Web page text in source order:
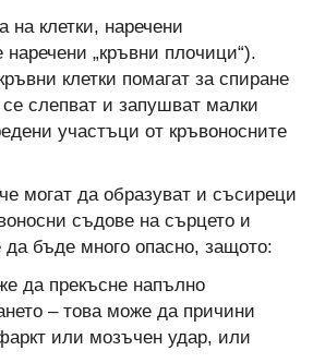
на клетки, наречени
„кръвни плочици“).
клетки помагат за спиране
се слепват и запушват малки
участъци от кръвоносните
могат да образуват и съсиреци
съдове на сърцето и
бъде много опасно, защото:
да прекъсне напълно
– това може да причини
или мозъчен удар, или